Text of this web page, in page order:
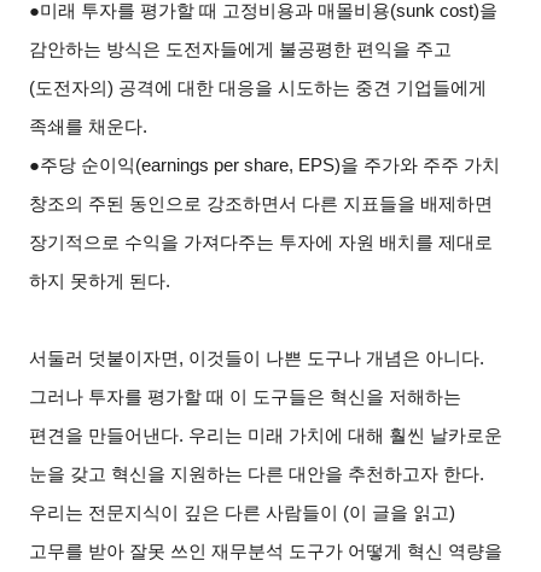
●미래 투자를 평가할 때 고정비용과 매몰비용(sunk cost)을
감안하는 방식은 도전자들에게 불공평한 편익을 주고
(도전자의) 공격에 대한 대응을 시도하는 중견 기업들에게
족쇄를 채운다.
●주당 순이익(earnings per share, EPS)을 주가와 주주 가치
창조의 주된 동인으로 강조하면서 다른 지표들을 배제하면
장기적으로 수익을 가져다주는 투자에 자원 배치를 제대로
하지 못하게 된다.
서둘러 덧붙이자면, 이것들이 나쁜 도구나 개념은 아니다.
그러나 투자를 평가할 때 이 도구들은 혁신을 저해하는
편견을 만들어낸다. 우리는 미래 가치에 대해 훨씬 날카로운
눈을 갖고 혁신을 지원하는 다른 대안을 추천하고자 한다.
우리는 전문지식이 깊은 다른 사람들이 (이 글을 읽고)
고무를 받아 잘못 쓰인 재무분석 도구가 어떻게 혁신 역량을